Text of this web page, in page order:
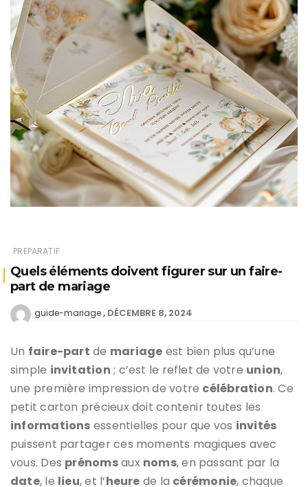
PREPARATIF
Quels éléments doivent figurer sur un faire-
part de mariage
guide-mariage DÉCEMBRE 8, 2024
Un faire-part de mariage est bien plus qu’une
simple invitation ; c’est le reflet de votre union,
une première impression de votre célébration. Ce
petit carton précieux doit contenir toutes les
informations essentielles pour que vos invités
puissent partager ces moments magiques avec
vous. Des prénomsaux noms, en passant par la
date, le lieu, et l’heure de la cérémonie, chaque